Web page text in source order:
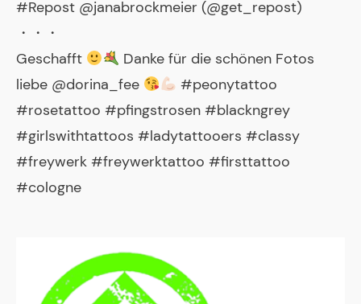
#Repost @janabrockmeier (@get_repost)
・・・
Geschafft
Danke für die schönen Fotos
liebe @dorina_fee
#peonytattoo
#rosetattoo #pfingstrosen #blackngrey
#girlswithtattoos #ladytattooers #classy
#freywerk #freywerktattoo #firsttattoo
#cologne